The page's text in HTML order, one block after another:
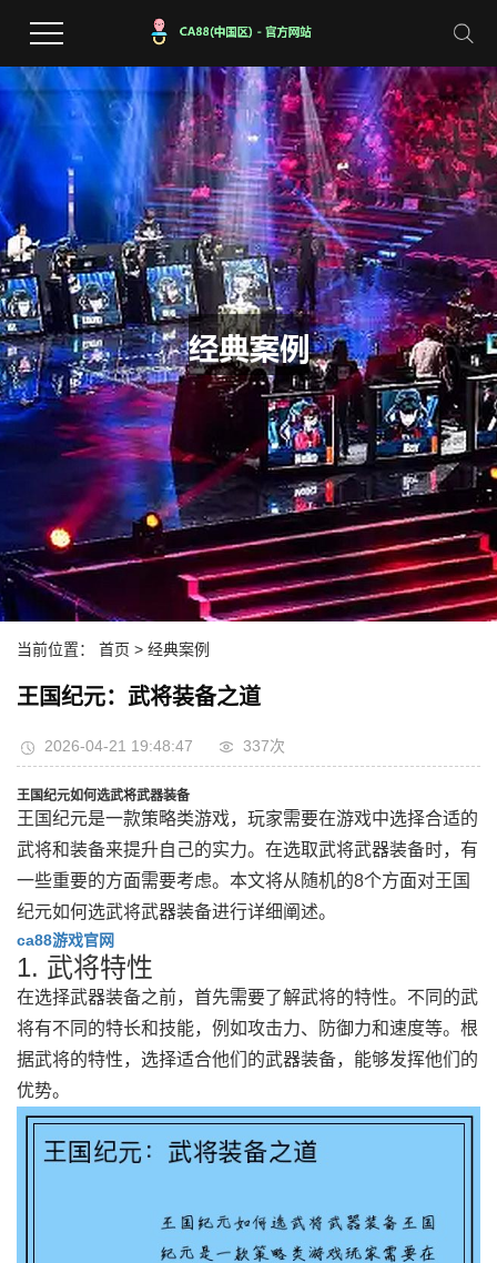
当前位置： 首页 > 经典案例
王国纪元：武将装备之道
2026-04-21 19:48:47 337次
王国纪元如何选武将武器装备
王国纪元是一款策略类游戏，玩家需要在游戏中选择合适的
武将和装备来提升自己的实力。在选取武将武器装备时，有
一些重要的方面需要考虑。本文将从随机的8个方面对王国
纪元如何选武将武器装备进行详细阐述。
ca88游戏官网
1. 武将特性
在选择武器装备之前，首先需要了解武将的特性。不同的武
将有不同的特长和技能，例如攻击力、防御力和速度等。根
据武将的特性，选择适合他们的武器装备，能够发挥他们的
优势。